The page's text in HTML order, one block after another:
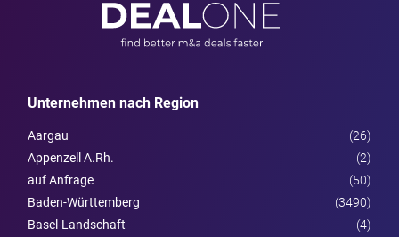
Unternehmen nach Region
Aargau
(26)
Appenzell A.Rh.
(2)
auf Anfrage
(50)
Baden-Württemberg
(3490)
Basel-Landschaft
(4)